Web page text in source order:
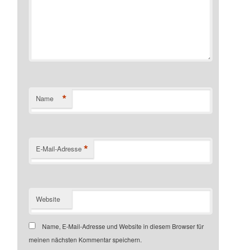
Name *
E-Mail-Adresse *
Website
Name, E-Mail-Adresse und Website in diesem Browser für
meinen nächsten Kommentar speichern.